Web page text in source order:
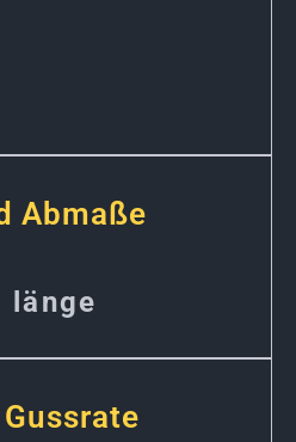
Abmaße
länge